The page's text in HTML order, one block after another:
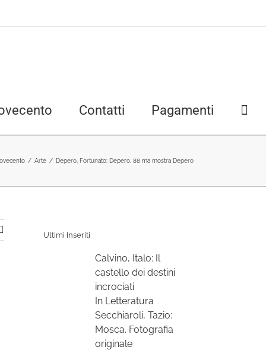
Contatti Pagamenti
/ Arte / Depero, Fortunato: Depero. 88 ma mostra Depero
Ultimi Inseriti
Calvino, Italo: Il
castello dei destini
incrociati
In Letteratura
Secchiaroli, Tazio:
Mosca. Fotografia
originale